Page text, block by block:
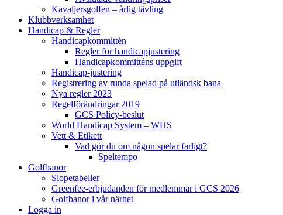
Kavaljersgolfen – årlig tävling
Klubbverksamhet
Handicap & Regler
Handicapkommittén
Regler för handicapjustering
Handicapkommitténs uppgift
Handicap-justering
Registrering av runda spelad på utländsk bana
Nya regler 2023
Regelförändringar 2019
GCS Policy-beslut
World Handicap System – WHS
Vett & Etikett
Vad gör du om någon spelar farligt?
Speltempo
Golfbanor
Slopetabeller
Greenfee-erbjudanden för medlemmar i GCS 2026
Golfbanor i vår närhet
Logga in